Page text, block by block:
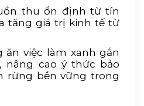
thu ổn định từ tín
tăng giá trị kinh tế từ
ăn việc làm xanh gắn
nâng cao ý thức bảo
rừng bền vững trong